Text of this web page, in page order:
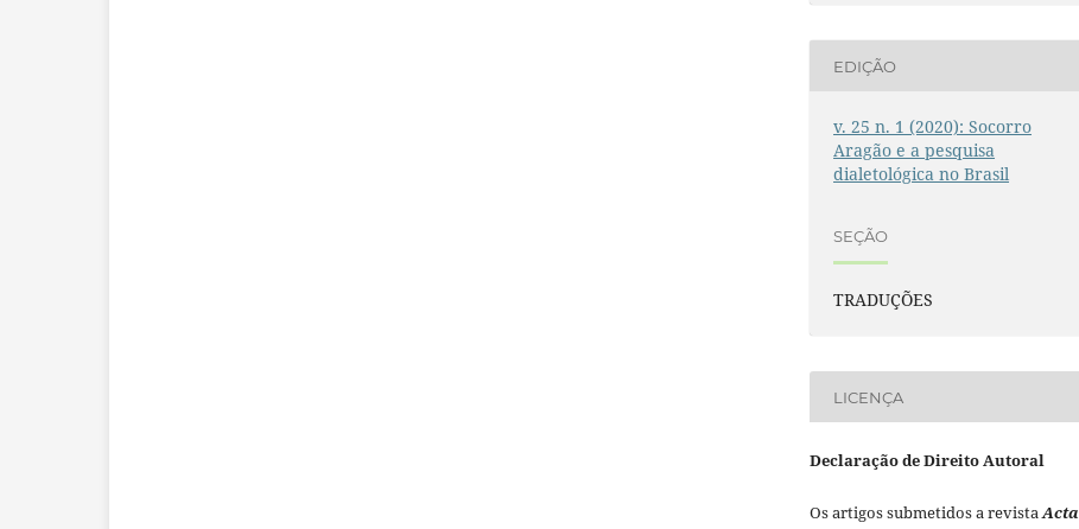
EDIÇÃO
v. 25 n. 1 (2020): Socorro
Aragão e a pesquisa
dialetológica no Brasil
SEÇÃO
TRADUÇÕES
LICENÇA
Declaração de Direito Autoral
Os artigos submetidos a revistaActa